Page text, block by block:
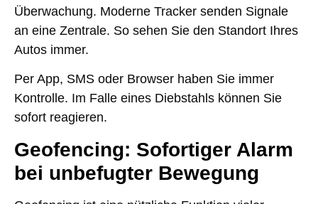
Überwachung. Moderne Tracker senden Signale
an eine Zentrale. So sehen Sie den Standort Ihres
Autos immer.
Per App, SMS oder Browser haben Sie immer
Kontrolle. Im Falle eines Diebstahls können Sie
sofort reagieren.
Geofencing: Sofortiger Alarm
bei unbefugter Bewegung